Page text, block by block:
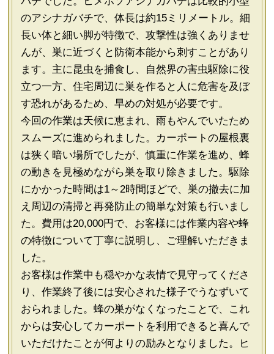
のアシナガバチで、体長は約15ミリメートル。細
長い体と細い脚が特徴で、攻撃性は強くありませ
んが、巣に近づくと防衛本能から刺すことがあり
ます。主に昆虫を捕食し、自然界の害虫駆除に役
立つ一方、住宅周辺に巣を作ると人に危害を及ぼ
す恐れがあるため、早めの対処が必要です。
今回の作業は天候に恵まれ、雨もやんでいたため
スムーズに進められました。カーポートの屋根裏
は狭く暗い場所でしたが、慎重に作業を進め、蜂
の動きを見極めながら巣を取り除きました。駆除
にかかった時間は1～2時間ほどで、巣の撤去に加
え周辺の清掃と再発防止の簡単な対策も行いまし
た。費用は20,000円で、お客様には作業内容や蜂
の特徴について丁寧に説明し、ご理解いただきま
した。
お客様は作業中も穏やかな表情で見守ってくださ
り、作業終了後には安心された様子でうなずいて
おられました。蜂の巣がなくなったことで、これ
からは安心してカーポートを利用できると喜んで
いただけたことが何よりの励みとなりました。ヒ